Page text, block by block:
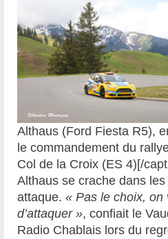
Althaus (Ford Fiesta R5),
le commandement du
Col de la Croix (ES 4)[/
Althaus se crache dans
attaque.« Pas le choix, on
d’attaquer », confiait le
Radio Chablais lors du